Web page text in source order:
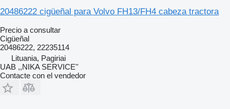
20486222 cigüeñal para Volvo FH13/FH4 cabeza tractora
Precio a consultar
Cigüeñal
20486222, 22235114
Lituania, Pagiriai
UAB ,,NIKA SERVICE''
Contacte con el vendedor